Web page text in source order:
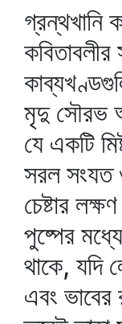
গ্রন্থখানি
মৃদু সৌরভ
যে একটি
সরল সংযত
চেষ্টার
পুষ্পের
থাকে, যদি
এবং ভাবের